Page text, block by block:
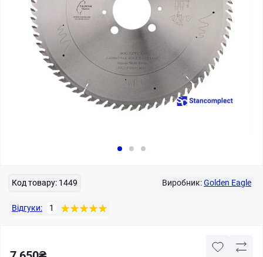
Код товару: 1449 Виробник:Golden Eagle
Відгуки: 1